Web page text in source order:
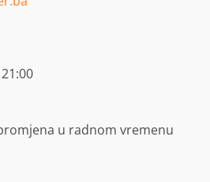
u radnom vremenu